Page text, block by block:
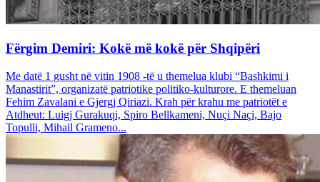
Fërgim Demiri: Kokë më kokë për Shqipëri
Me datë 1 gusht në vitin 1908 -të u themelua klubi “Bashkimi i
Manastirit”, organizatë patriotike politiko-kulturore. E themeluan
Fehim Zavalani e Gjergj Qiriazi. Krah për krahu me patriotët e
Atdheut: Luigj Gurakuqi, Spiro Bellkameni, Nuçi Naçi, Bajo
Topulli, Mihail Grameno...